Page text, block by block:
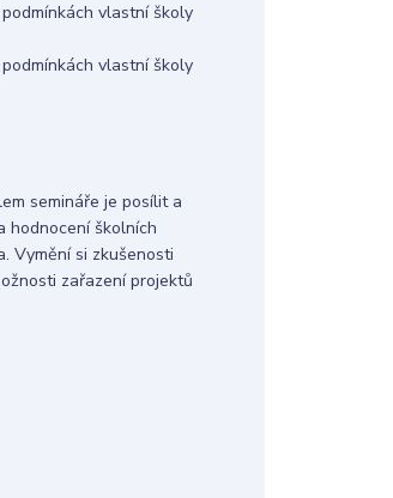
vlastní školy
vlastní školy
semináře je posílit a
hodnocení školních
Vymění si zkušenosti
zařazení projektů